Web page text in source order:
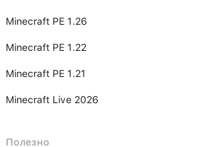
Minecraft PE 1.26
Minecraft PE 1.22
Minecraft PE 1.21
Minecraft Live 2026
Полезно